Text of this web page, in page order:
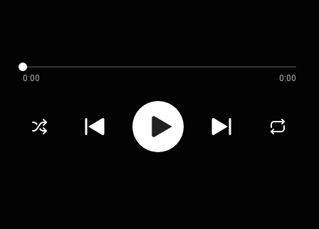
0:00 0:00